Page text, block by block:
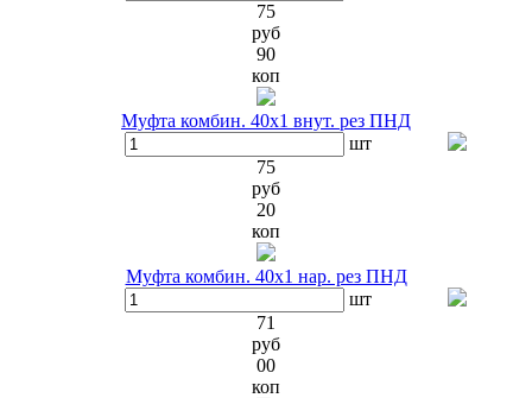
75
руб
90
коп
Муфта комбин. 40х1 внут. рез ПНД
шт
75
руб
20
коп
Муфта комбин. 40х1 нар. рез ПНД
шт
71
руб
00
коп